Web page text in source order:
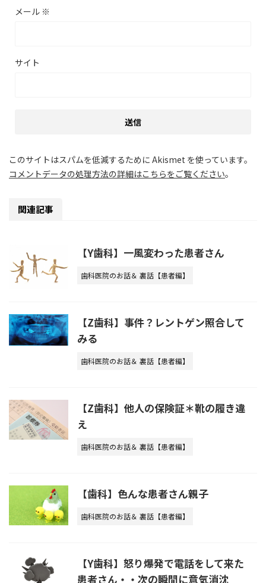
メール ※
サイト
このサイトはスパムを低減するために Akismet を使っています。
コメントデータの処理方法の詳細はこちらをご覧ください。
関連記事
【Y歯科】一風変わった患者さん
歯科医院のお話＆ 裏話【患者編】
【Z歯科】事件？レントゲン照合して
みる
歯科医院のお話＆ 裏話【患者編】
【Z歯科】他人の保険証＊靴の履き違
え
歯科医院のお話＆ 裏話【患者編】
【歯科】色んな患者さん親子
歯科医院のお話＆ 裏話【患者編】
【Y歯科】怒り爆発で電話をして来た
患者さん・・次の瞬間に意気消沈